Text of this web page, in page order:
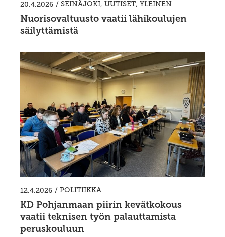
20.4.2026 / SEINÄJOKI, UUTISET, YLEINEN
Nuorisovaltuusto vaatii lähikoulujen
säilyttämistä
12.4.2026 / POLITIIKKA
KD Pohjanmaan piirin kevätkokous
vaatii teknisen työn palauttamista
peruskouluun